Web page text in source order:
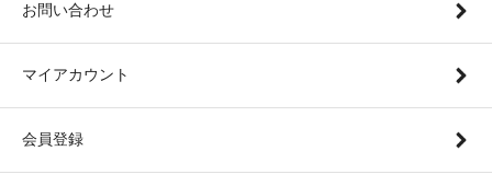
お問い合わせ
マイアカウント
会員登録